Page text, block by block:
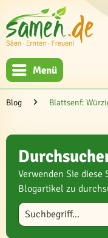
Menü
Blog Blattsenf:
Verwenden Sie
Blogartikel zu
Blog durchsuchen